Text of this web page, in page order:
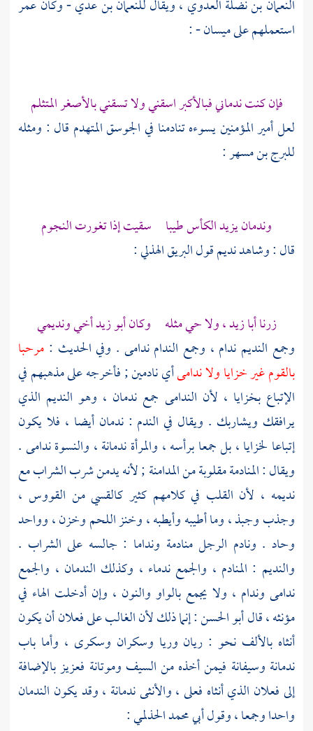
النعمان بن نضلة العدوي ، ويقالللنعمان بن عدي- وكانعمر
استعملهم على ميسان - :
فإن كنت ندماني فبالأكبر اسقني ولا تسقني بالأصغر المتثلم
لعل أمير المؤمنين يسوءه تنادمنا في الجوسق المتهدم قال : ومثله
للبرج بن مسهر:
وندمان يزيد الكأس طيبا سقيت إذا تغورت النجوم
قال : وشاهد نديم قولالبريق الهذلي:
زرناأبا زيد، ولا حي مثله وكانأبو زيدأخي ونديمي
وجمع النديم ندام ، وجمع الندام ندامى . وفي الحديث : مرحبا
بالقوم غير خزايا ولا ندامىأي نادمين ; فأخرجه على مذهبهم في
الإتباع بخزايا ، لأن الندامى جمع ندمان ، وهو النديم الذي
يرافقك ويشاربك . ويقال في الندم : ندمان أيضا ، فلا يكون
إتباعا لخزايا ، بل جمعا برأسه ، والمرأة ندمانة ، والنسوة ندامى .
ويقال : المنادمة مقلوبة من المدامنة ; لأنه يدمن شرب الشراب مع
نديمه ، لأن القلب في كلامهم كثير كالقسي من القووس ،
وجذب وجبذ ، وما أطيبه وأيطبه ، وخنز اللحم وخزن ، وواحد
وحاد . ونادم الرجل منادمة ونداما : جالسه على الشراب .
والنديم : المنادم ، والجمع ندماء ، وكذلك الندمان ، والجمع
ندامى وندام ، ولا يجمع بالواو والنون ، وإن أدخلت الهاء في
مؤنثه ، قالأبو الحسن: إنما ذلك لأن الغالب على فعلان أن يكون
أنثاه بالألف نحو : ريان وريا وسكران وسكرى ، وأما باب
ندمانة وسيفانة فيمن أخذه من السيف وموتانة فعزيز بالإضافة
إلى فعلان الذي أنثاه فعلى ، والأنثى ندمانة ، وقد يكون الندمان
واحدا وجمعا ، وقولأبي محمد الحذلمي: